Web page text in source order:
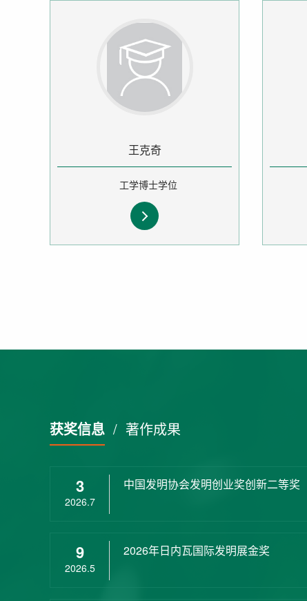
王克奇
工学博士学位
获奖信息 / 著作成果
3
2026.7
中国发明协会发明创业奖创新二等奖
9
2026.5
2026年日内瓦国际发明展金奖